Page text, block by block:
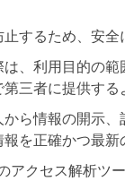
するため、安全
、利用目的の
三者に提供する
ら情報の開示
を正確かつ最新
アクセス解析ツ